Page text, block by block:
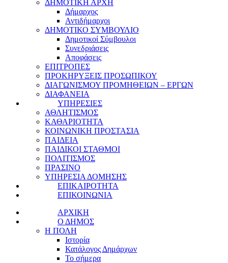
ΔΗΜΟΤΙΚΗ ΑΡΧΗ
Δήμαρχος
Αντιδήμαρχοι
ΔΗΜΟΤΙΚΟ ΣΥΜΒΟΥΛΙΟ
Δημοτικοί Σύμβουλοι
Συνεδριάσεις
Αποφάσεις
ΕΠΙΤΡΟΠΕΣ
ΠΡΟΚΗΡΥΞΕΙΣ ΠΡΟΣΩΠΙΚΟΥ
ΔΙΑΓΩΝΙΣΜΟΥ ΠΡΟΜΗΘΕΙΩΝ – ΕΡΓΩΝ
ΔΙΑΦΑΝΕΙΑ
ΥΠΗΡΕΣΙΕΣ
ΑΘΛΗΤΙΣΜΟΣ
ΚΑΘΑΡΙΟΤΗΤΑ
ΚΟΙΝΩΝΙΚΗ ΠΡΟΣΤΑΣΙΑ
ΠΑΙΔΕΙΑ
ΠΑΙΔΙΚΟΙ ΣΤΑΘΜΟΙ
ΠΟΛΙΤΙΣΜΟΣ
ΠΡΑΣΙΝΟ
ΥΠΗΡΕΣΙΑ ΔΟΜΗΣΗΣ
ΕΠΙΚΑΙΡΟΤΗΤΑ
ΕΠΙΚΟΙΝΩΝΙΑ
ΑΡΧΙΚΗ
Ο ΔΗΜΟΣ
Η ΠΟΛΗ
Ιστορία
Κατάλογος Δημάρχων
Το σήμερα